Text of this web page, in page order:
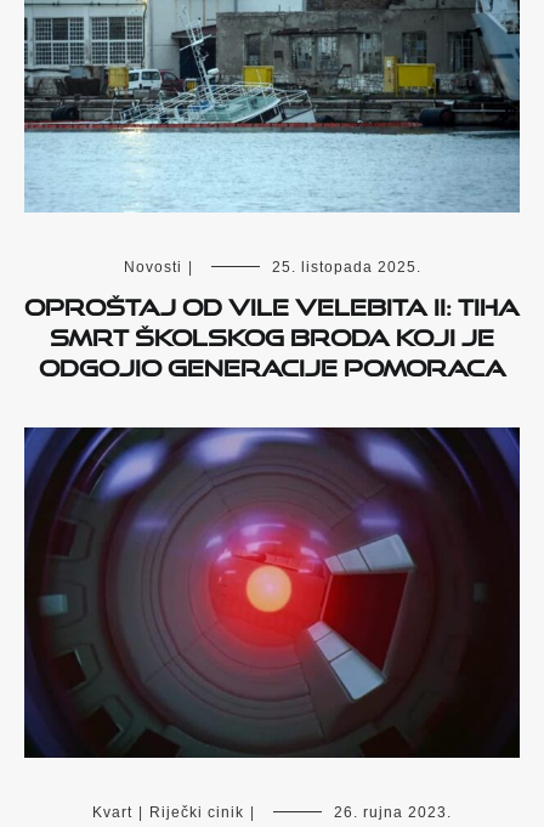
Novosti | 25. listopada 2025.
Oproštaj od Vile Velebita II: Tiha
smrt školskog broda koji je
odgojio generacije pomoraca
Kvart | Riječki cinik | 26. rujna 2023.